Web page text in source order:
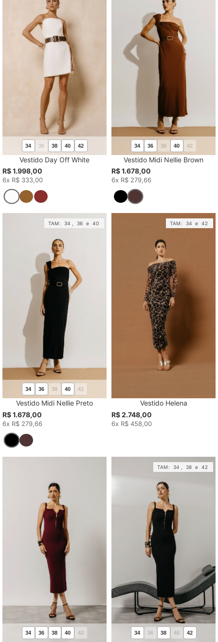
34 36 38 40 42
Vestido Day Off White
R$ 1.998,00
6x R$ 333,00
34 36 38 40 42
Vestido Midi Nellie Brown
R$ 1.678,00
6x R$ 279,66
34 36 38 40 42
Vestido Midi Nellie Preto
TAM: 34 36 e 40
R$ 1.678,00
6x R$ 279,66
Vestido Helena
TAM: 34 e 42
R$ 2.748,00
6x R$ 458,00
34 36 38 40 42 34 36 38 40 42
TAM: 34 38 e 42